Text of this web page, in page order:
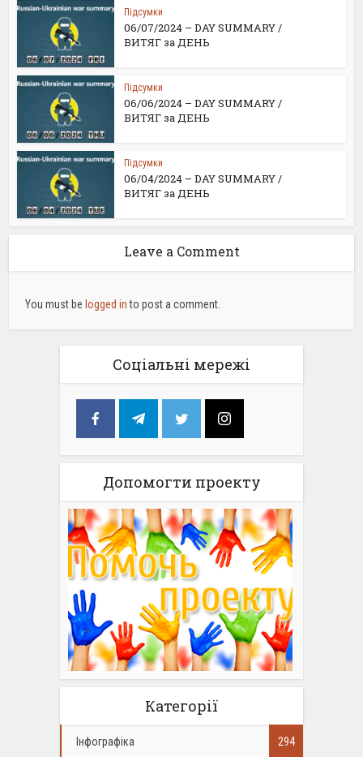
Підсумки
06/07/2024 – DAY SUMMARY /
ВИТЯГ за ДЕНЬ
Підсумки
06/06/2024 – DAY SUMMARY /
ВИТЯГ за ДЕНЬ
Підсумки
06/04/2024 – DAY SUMMARY /
ВИТЯГ за ДЕНЬ
Leave a Comment
You must be logged into post a comment.
Соціальні мережі
Допомогти проекту
Категорії
Інфографіка 294